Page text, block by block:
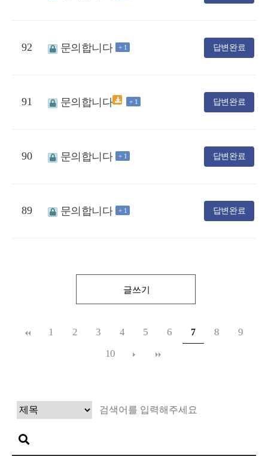
92 문의합니다 + 1 답변완료
91 문의합니다 + 1 답변완료
90 문의합니다 + 1 답변완료
89 문의합니다 + 1 답변완료
글쓰기
1 2 3 4 5 6 7 8
9
10